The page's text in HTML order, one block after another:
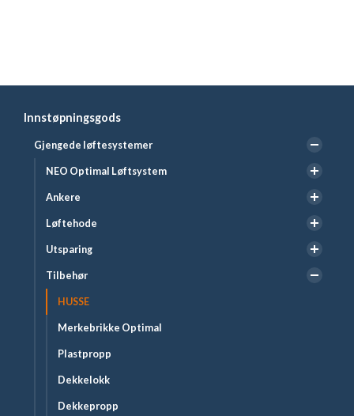
Innstøpningsgods
Gjengede løftesystemer
NEO Optimal Løftsystem
Ankere
Løftehode
Utsparing
Tilbehør
HUSSE
Merkebrikke Optimal
Plastpropp
Dekkelokk
Dekkepropp